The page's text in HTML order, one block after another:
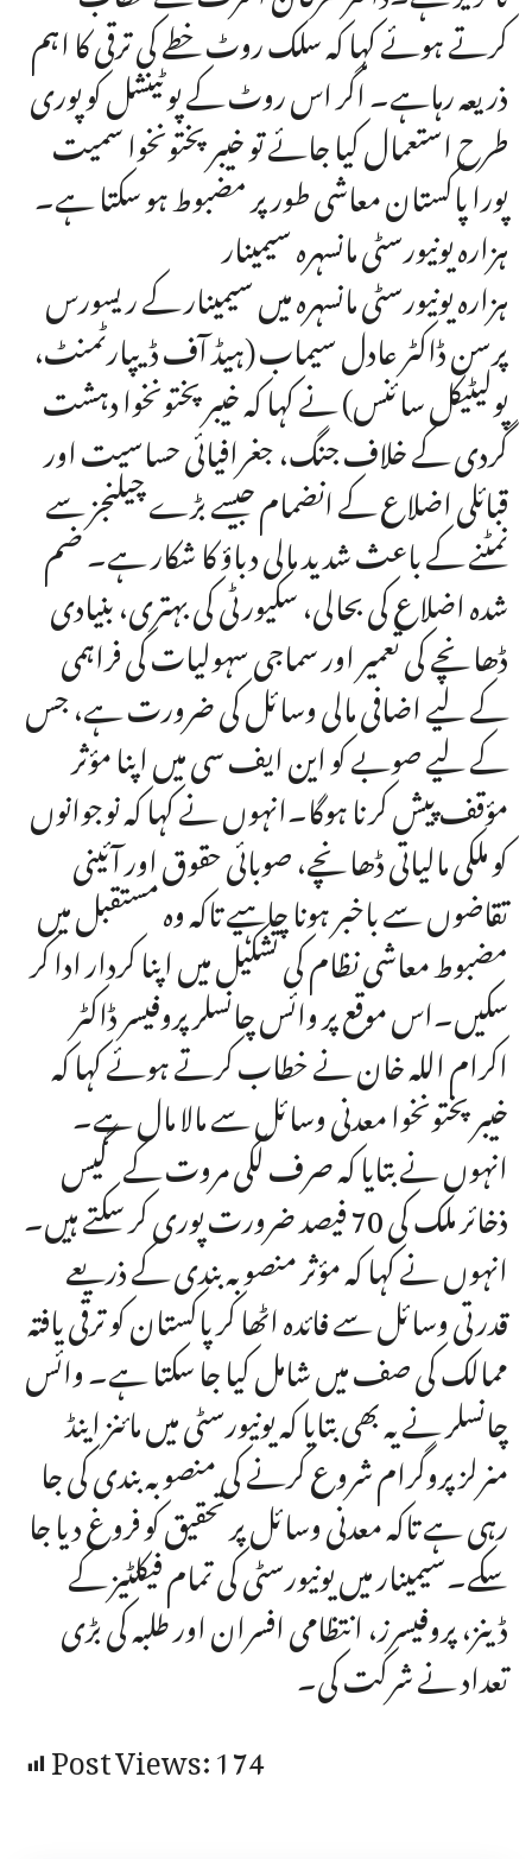
کرتے ہوئے کہا کہ سلک روٹ خطے کی ترقی کا اہم
ذریعہ رہاہے۔ اگر اس روٹ کے پوٹینشل کو پوری
طرح استعمال کیا جائے تو خیبر پختونخوا سمیت
پورا پاکستان معاشی طور پر مضبوط ہو سکتا ہے۔
ہزارہ یونیورسٹی مانسہرہ سیمینار
ہزارہ یونیورسٹی مانسہرہ میں سیمینار کے ریسورس
پرسن ڈاکٹر عادل سیماب (ہیڈ آف ڈیپارٹمنٹ،
پولیٹیکل سائنس) نے کہا کہ خیبر پختونخوا دہشت
گردی کے خلاف جنگ، جغرافیائی حساسیت اور
قبائلی اضلاع کے انضمام جیسے بڑے چیلنجز سے
نمٹنے کے باعث شدید مالی دباؤ کا شکار ہے۔ ضم
شدہ اضلاع کی بحالی، سکیورٹی کی بہتری، بنیادی
ڈھانچے کی تعمیر اور سماجی سہولیات کی فراہمی
کے لیے اضافی مالی وسائل کی ضرورت ہے، جس
کے لیے صوبے کو این ایف سی میں اپنا مؤثر
مؤقف پیش کرنا ہوگا۔انہوں نے کہا کہ نوجوانوں
کو ملکی مالیاتی ڈھانچے، صوبائی حقوق اور آئینی
تقاضوں سے باخبر ہونا چاہیے تاکہ وہ مستقبل میں
مضبوط معاشی نظام کی تشکیل میں اپنا کردار ادا کر
سکیں۔اس موقع پر وائس چانسلر پروفیسر ڈاکٹر
اکرام اللہ خان نے خطاب کرتے ہوئے کہا کہ
خیبر پختونخوا معدنی وسائل سے مالا مال ہے۔
انہوں نے بتایا کہ صرف لکی مروت کے گیس
ذخائر ملک کی 70 فیصد ضرورت پوری کر سکتے ہیں۔
انہوں نے کہا کہ مؤثر منصوبہ بندی کے ذریعے
قدرتی وسائل سے فائدہ اٹھا کر پاکستان کو ترقی یافتہ
ممالک کی صف میں شامل کیا جا سکتا ہے۔ وائس
چانسلر نے یہ بھی بتایا کہ یونیورسٹی میں مائنز اینڈ
منرلز پروگرام شروع کرنے کی منصوبہ بندی کی جا
رہی ہے تاکہ معدنی وسائل پر تحقیق کو فروغ دیا جا
سکے۔سیمینار میں یونیورسٹی کی تمام فیکلٹیز کے
ڈینز، پروفیسرز، انتظامی افسران اور طلبہ کی بڑی
تعداد نے شرکت کی۔
Post Views:174